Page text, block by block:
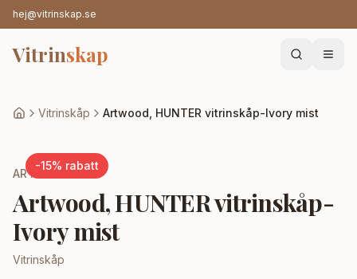
hej@vitrinskap.se
Vitrinskap
Vitrinskåp Artwood, HUNTER vitrinskåp-Ivory mist
-15% rabatt
ARTWOOD
Artwood, HUNTER vitrinskåp-
Ivory mist
Vitrinskåp